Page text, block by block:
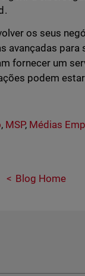
os seus
avançadas para
fornecer um
podem
, MSP, Médias
Blog Home